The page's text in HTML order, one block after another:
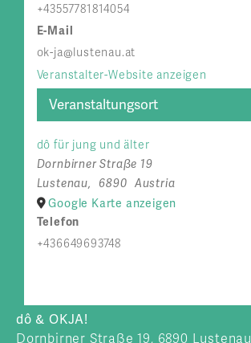
Veranstaltungsort
dô für jung und älter
Dornbirner Straße 19
Lustenau, 6890 Austria
Google Karte anzeigen
Telefon
+436649693748
+43557781814054
E-Mail
ok-ja@lustenau.at
Veranstalter-Website anzeigen
dô & OKJA!
Dornbirner Straße 19, 6890 Lustenau